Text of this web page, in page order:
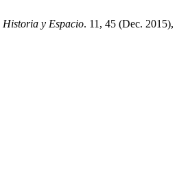
Historia y Espacio. 11, 45 (Dec. 2015),